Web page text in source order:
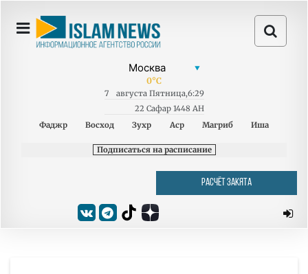
0°C
7 августа Пятница,6:29
22 Сафар 1448 AH
Фаджр
Восход Зухр Аср Магриб Иша
Подписаться на расписание
РАСЧЁТ ЗАКЯТА